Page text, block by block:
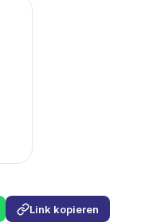
Link kopieren